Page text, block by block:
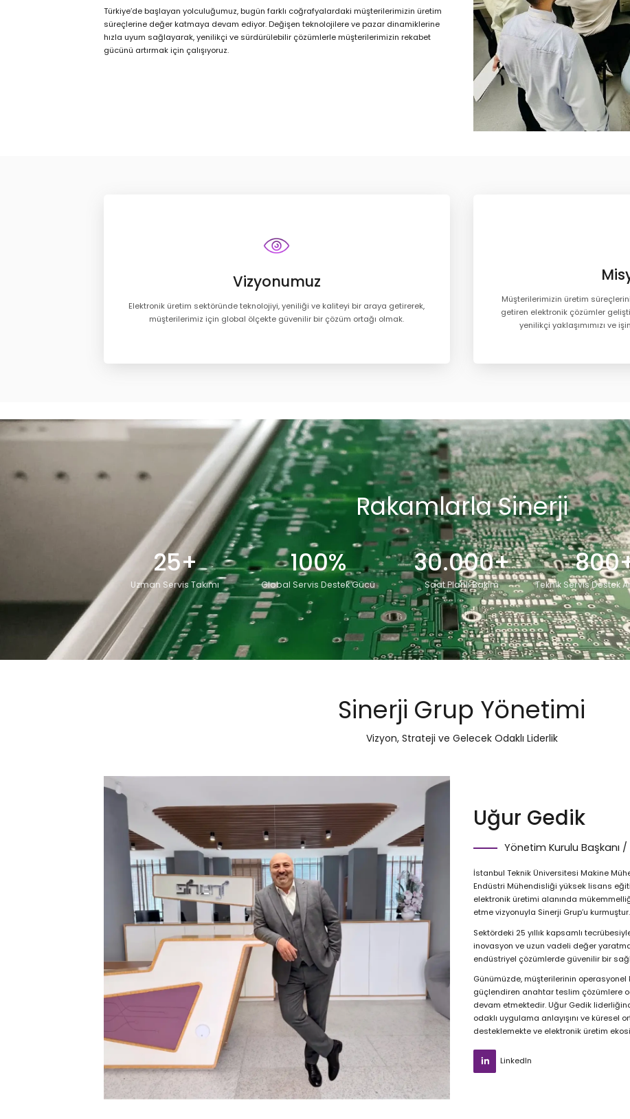
Türkiye’de başlayan yolculuğumuz, bugün farklı coğrafyalardaki müşterilerimizin üretim
süreçlerine değer katmaya devam ediyor. Değişen teknolojilere ve pazar dinamiklerine
hızla uyum sağlayarak, yenilikçi ve sürdürülebilir çözümlerle müşterilerimizin rekabet
gücünü artırmak için çalışıyoruz.
Vizyonumuz
Elektronik üretim sektöründe teknolojiyi, yeniliği ve kaliteyi bir araya getirerek,
müşterilerimiz için global ölçekte güvenilir bir çözüm ortağı olmak.
Müşterilerimizin üretim
getiren elektronik çözümler
yenilikçi yaklaşımımızı ve
Rakamlarla Sinerji
25+
Uzman Servis Takımı
100%
Global Servis Destek Gücü
30.000+
Saat Planlı Bakım Teknik Servis Destek
Sinerji Grup Yönetimi
Vizyon, Strateji ve Gelecek Odaklı Liderlik
Uğur Gedik
Yönetim Kurulu Başkanı
İstanbul Teknik Üniversitesi Makine
Endüstri Mühendisliği yüksek lisans
elektronik üretimi alanında
etme vizyonuyla Sinerji Grup’u kurmuştur.
Sektördeki 25 yıllık kapsamlı
inovasyon ve uzun vadeli değer
endüstriyel çözümlerde güvenilir bir
Günümüzde, müşterilerinin
güçlendiren anahtar teslim çözümlere
devam etmektedir. Uğur Gedik
odaklı uygulama anlayışını ve küresel
desteklemekte ve elektronik üretim
LinkedIn